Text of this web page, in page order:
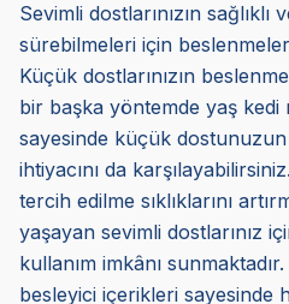
Sevimli dostlarınızın
sürebilmeleri için
Küçük dostlarınızın
bir başka yöntemde yaş kedi
sayesinde küçük dostunuzun
ihtiyacını da
tercih edilme sıklıklarını
yaşayan sevimli dostlarınız
kullanım imkânı
besleyici içerikleri sayesinde